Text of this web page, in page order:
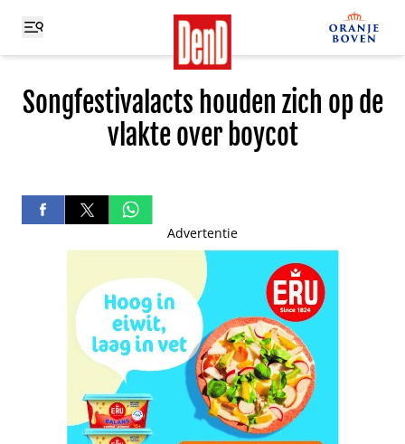
Songfestivalacts houden zich op de
vlakte over boycot
Advertentie